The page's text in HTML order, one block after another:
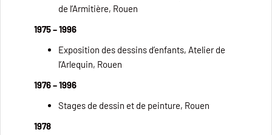
de l’Armitière, Rouen
1975 – 1996
Exposition des dessins d’enfants, Atelier de
l’Arlequin, Rouen
1976 – 1996
Stages de dessin et de peinture, Rouen
1978